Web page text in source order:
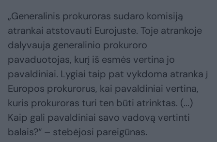
„Generalinis prokuroras sudaro komisiją
atrankai atstovauti Eurojuste. Toje atrankoje
dalyvauja generalinio prokuroro
pavaduotojas, kurį iš esmės vertina jo
pavaldiniai. Lygiai taip pat vykdoma atranka į
Europos prokurorus, kai pavaldiniai vertina,
kuris prokuroras turi ten būti atrinktas. (...)
Kaip gali pavaldiniai savo vadovą vertinti
balais?“ – stebėjosi pareigūnas.